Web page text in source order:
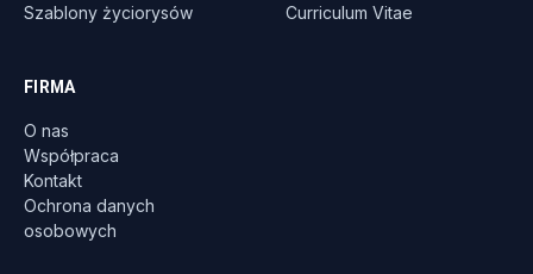
Szablony życiorysów
Curriculum Vitae
FIRMA
O nas
Współpraca
Kontakt
Ochrona danych
osobowych